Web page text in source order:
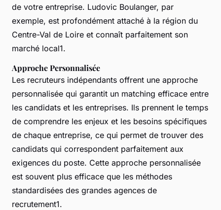
de votre entreprise. Ludovic Boulanger, par
exemple, est profondément attaché à la région du
Centre-Val de Loire et connaît parfaitement son
marché local1.
Approche Personnalisée
Les recruteurs indépendants offrent une approche
personnalisée qui garantit un matching efficace entre
les candidats et les entreprises. Ils prennent le temps
de comprendre les enjeux et les besoins spécifiques
de chaque entreprise, ce qui permet de trouver des
candidats qui correspondent parfaitement aux
exigences du poste. Cette approche personnalisée
est souvent plus efficace que les méthodes
standardisées des grandes agences de
recrutement1.